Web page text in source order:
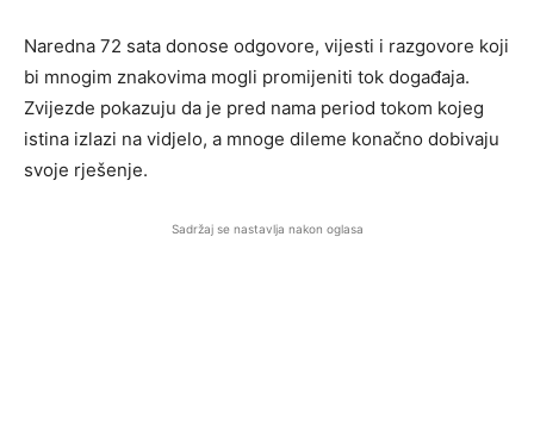
Naredna 72 sata donose odgovore, vijesti i razgovore koji
bi mnogim znakovima mogli promijeniti tok događaja.
Zvijezde pokazuju da je pred nama period tokom kojeg
istina izlazi na vidjelo, a mnoge dileme konačno dobivaju
svoje rješenje.
Sadržaj se nastavlja nakon oglasa